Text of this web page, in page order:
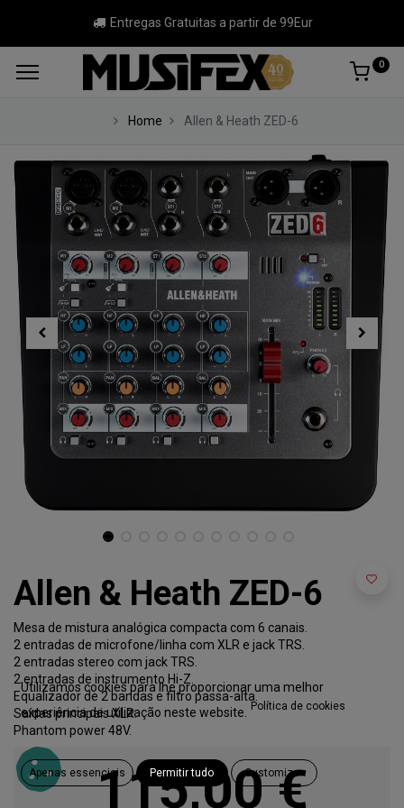
Entregas Gratuitas a partir de 99Eur
0
Home Allen & Heath ZED-6
Allen & Heath ZED-6
Mesa de mistura analógica compacta com 6 canais.
2 entradas de microfone/linha com XLR e jack TRS.
2 entradas stereo com jack TRS.
2 entradas de instrumento Hi-Z.
Equalizador de 2 bandas e filtro passa-alta.
Saídas principais XLR.
Phantom power 48V.
115,00€
Utilizamos cookies para lhe proporcionar uma melhor
experiência de utilização neste website.
Política de cookies
Apenas essenciais Permitir tudo Customizar